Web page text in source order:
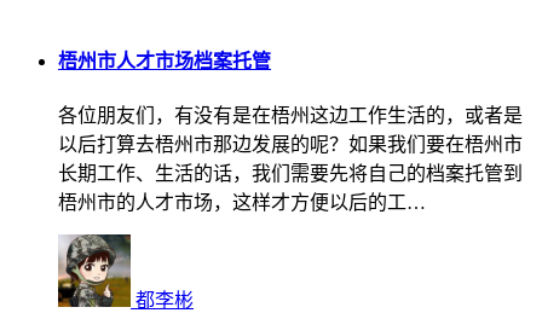
梧州市人才市场档案托管
各位朋友们，有没有是在梧州这边工作生活的，或者是
以后打算去梧州市那边发展的呢？如果我们要在梧州市
长期工作、生活的话，我们需要先将自己的档案托管到
梧州市的人才市场，这样才方便以后的工…
都李彬